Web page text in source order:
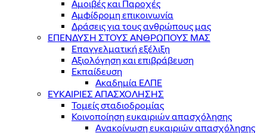
Αμοιβές και Παροχές
Αμφίδρομη επικοινωνία
Δράσεις για τους ανθρώπους μας
ΕΠΕΝΔΥΣΗ ΣΤΟΥΣ ΑΝΘΡΩΠΟΥΣ ΜΑΣ
Επαγγελματική εξέλιξη
Αξιολόγηση και επιβράβευση
Εκπαίδευση
Ακαδημία ΕΛΠΕ
ΕΥΚΑΙΡΙΕΣ ΑΠΑΣΧΟΛΗΣΗΣ
Τομείς σταδιοδρομίας
Κοινοποίηση ευκαιριών απασχόλησης
Ανακοίνωση ευκαιριών απασχόλησης